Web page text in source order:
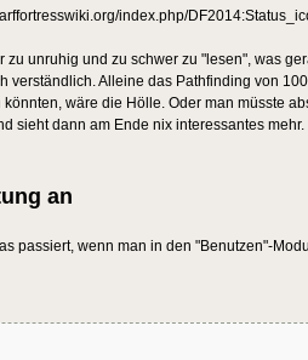
index.php/
zu unruhig und zu schwer zu "lesen", was
verständlich. Alleine das Pathfinding von
wäre die Hölle. Oder man müsste
sieht dann am Ende nix interessantes mehr.
an
passiert, wenn man in den "Benutzen"-